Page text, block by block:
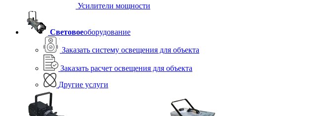
Усилители мощности
Световоеоборудование
Заказать систему освещения для объекта
Заказать расчет освещения для объекта
Другие услуги